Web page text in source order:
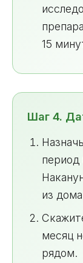
15
Шаг 4.
период
из
месяц
рядом.